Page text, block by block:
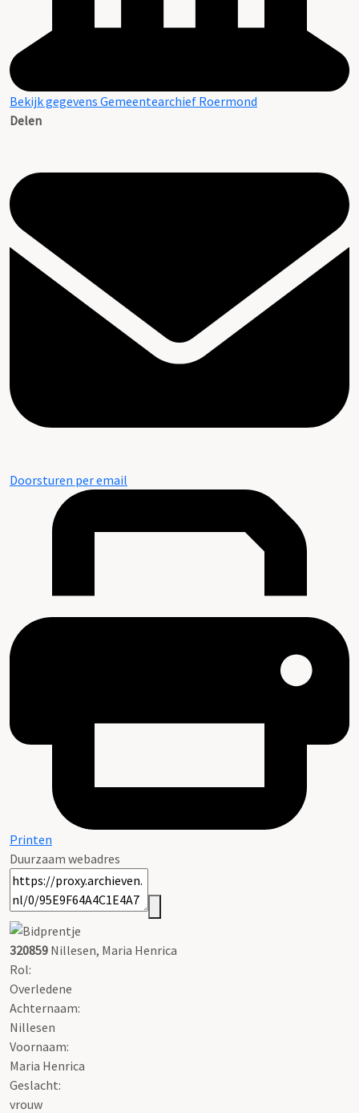
Bekijk gegevens Gemeentearchief Roermond
Delen
Doorsturen per email
Printen
Duurzaam webadres
320859 Nillesen, Maria Henrica
Rol:
Overledene
Achternaam:
Nillesen
Voornaam:
Maria Henrica
Geslacht:
vrouw